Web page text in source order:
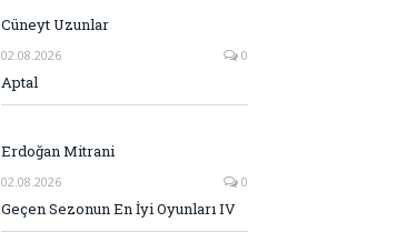
Cüneyt Uzunlar
02.08.2026 0
Aptal
Erdoğan Mitrani
02.08.2026 0
Geçen Sezonun En İyi Oyunları IV